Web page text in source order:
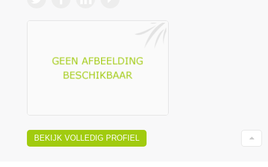
BEKIJK VOLLEDIG PROFIEL